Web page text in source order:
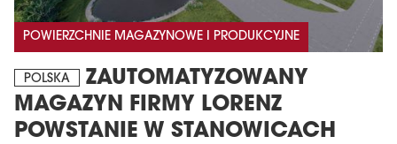
POWIERZCHNIE MAGAZYNOWE I PRODUKCYJNE
POLSKA
ZAUTOMATYZOWANY
MAGAZYN FIRMY LORENZ
POWSTANIE W STANOWICACH